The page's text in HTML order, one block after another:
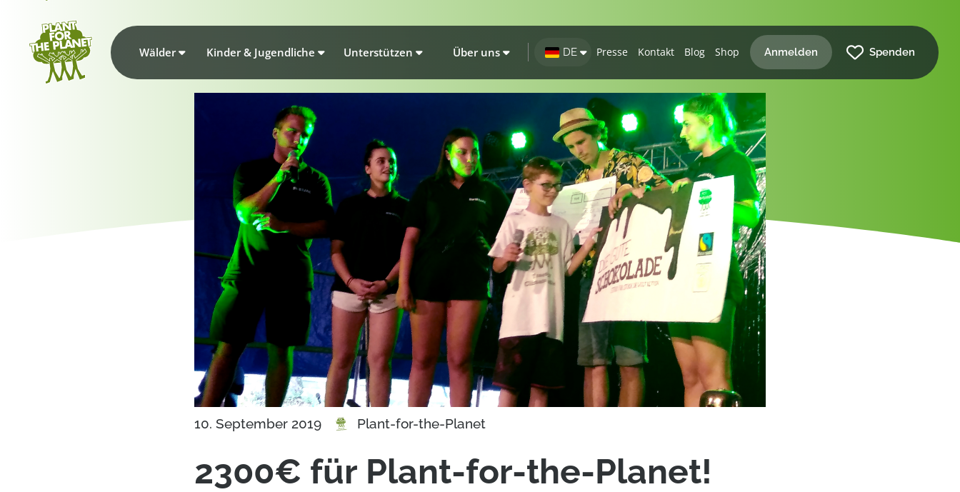
Wälder Kinder & Jugendliche Unterstützen Über uns DE Presse Kontakt Blog Shop Anmelden Spenden
10. September 2019 Plant-for-the-Planet
2300€ für Plant-for-the-Planet!